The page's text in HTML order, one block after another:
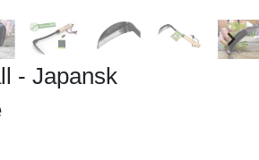
- Japansk